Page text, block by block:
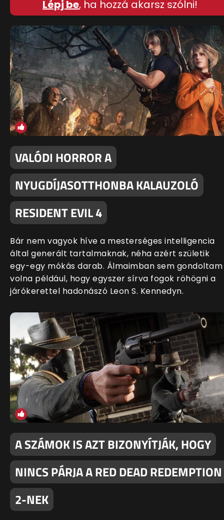
Lépj be, ha hozzá akarsz szólni!
VALÓDI HORROR A
NYUGDÍJASOTTHONBA KALAUZOLÓ
RESIDENT EVIL 4
Bár nem vagyok híve a mesterséges intelligencia
által generált tartalmaknak, néha azért születik
egy-egy mókás darab. Álmaimban sem gondoltam
volna például, hogy egyszer sírva fogok röhögni a
járókerettel hadonászó Leon S. Kennedyn.
A SZÁMOK IS AZT BIZONYÍTJÁK, HOGY
NINCS PÁRJA A RED DEAD REDEMPTION
2-NEK